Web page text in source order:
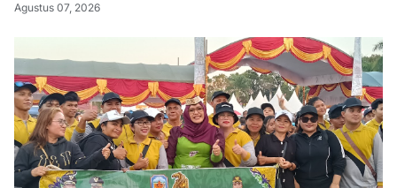
Agustus 07, 2026